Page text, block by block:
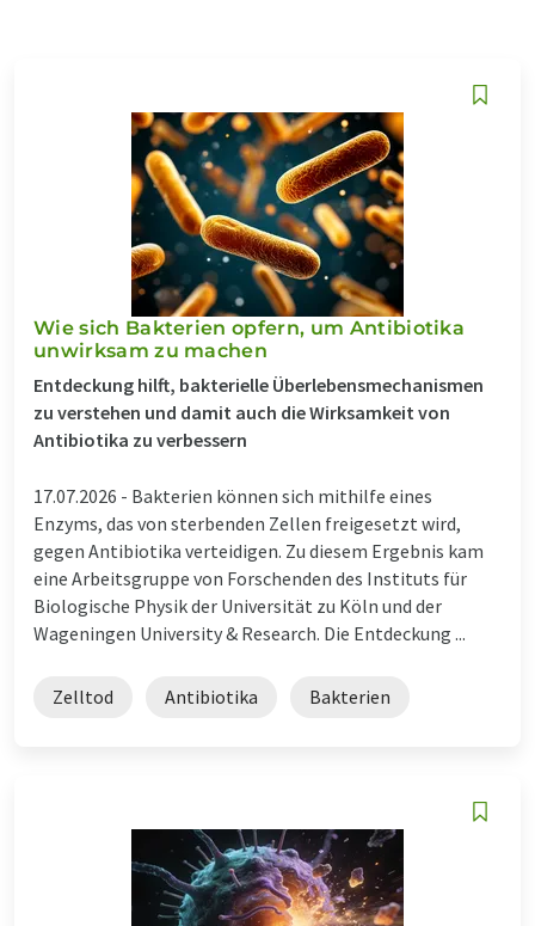
Wie sich Bakterien opfern, um Antibiotika
unwirksam zu machen
Entdeckung hilft, bakterielle Überlebensmechanismen
zu verstehen und damit auch die Wirksamkeit von
Antibiotika zu verbessern
17.07.2026 - Bakterien können sich mithilfe eines
Enzyms, das von sterbenden Zellen freigesetzt wird,
gegen Antibiotika verteidigen. Zu diesem Ergebnis kam
eine Arbeitsgruppe von Forschenden des Instituts für
Biologische Physik der Universität zu Köln und der
Wageningen University & Research. Die Entdeckung ...
Zelltod Antibiotika Bakterien